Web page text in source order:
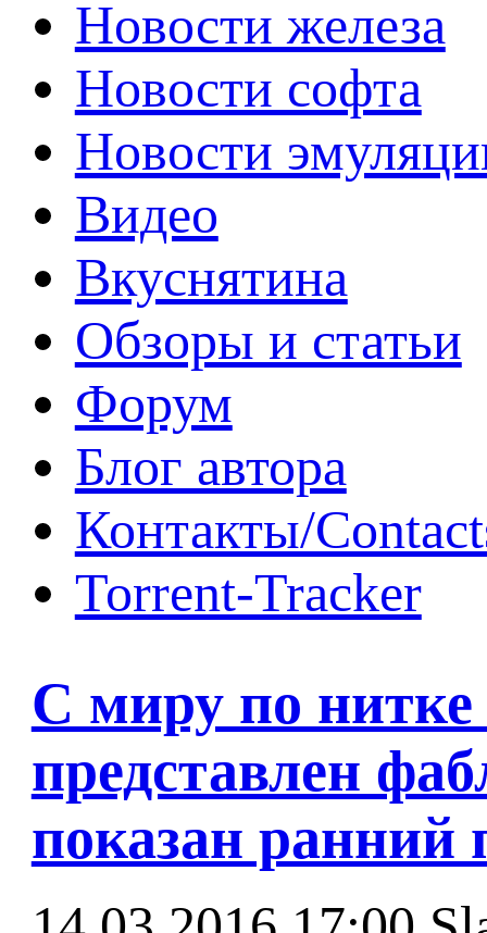
Новости железа
Новости софта
Новости
Видео
Вкуснятина
Обзоры и статьи
Форум
Блог автора
Контакты/
Torrent-Tracker
С миру по нитке
представлен
показан ранний